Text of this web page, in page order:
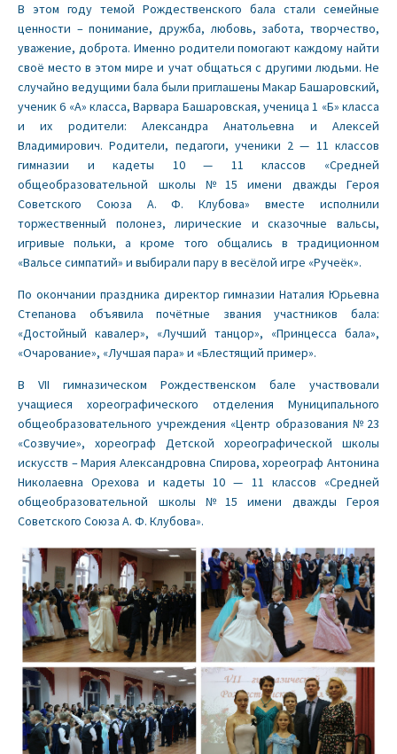
В этом году темой Рождественского бала стали семейные
ценности – понимание, дружба, любовь, забота, творчество,
уважение, доброта. Именно родители помогают каждому найти
своё место в этом мире и учат общаться с другими людьми. Не
случайно ведущими бала были приглашены Макар Башаровский,
ученик 6 «А» класса, Варвара Башаровская, ученица 1 «Б» класса
и их родители: Александра Анатольевна и Алексей
Владимирович. Родители, педагоги, ученики 2 — 11 классов
гимназии и кадеты 10 — 11 классов «Средней
общеобразовательной школы №15 имени дважды Героя
Советского Союза А. Ф. Клубова» вместе исполнили
торжественный полонез, лирические и сказочные вальсы,
игривые польки, а кроме того общались в традиционном
«Вальсе симпатий» и выбирали пару в весёлой игре «Ручеёк».
По окончании праздника директор гимназии Наталия Юрьевна
Степанова объявила почётные звания участников бала:
«Достойный кавалер», «Лучший танцор», «Принцесса бала»,
«Очарование», «Лучшая пара» и «Блестящий пример».
В VII гимназическом Рождественском бале участвовали
учащиеся хореографического отделения Муниципального
общеобразовательного учреждения «Центр образования №23
«Созвучие», хореограф Детской хореографической школы
искусств – Мария Александровна Спирова, хореограф Антонина
Николаевна Орехова и кадеты 10 — 11 классов «Средней
общеобразовательной школы №15 имени дважды Героя
Советского Союза А. Ф. Клубова».